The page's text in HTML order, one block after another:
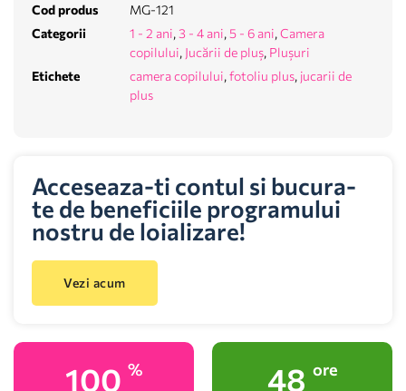
Cod produs
MG-121
Categorii
1 - 2 ani, 3 - 4 ani, 5 - 6 ani, Camera
copilului, Jucării de pluș, Plușuri
Etichete
camera copilului, fotoliu plus, jucarii de
plus
Acceseaza-ti contul si bucura-
te de beneficiile programului
nostru de loializare!
Vezi acum
100 % 48 ore